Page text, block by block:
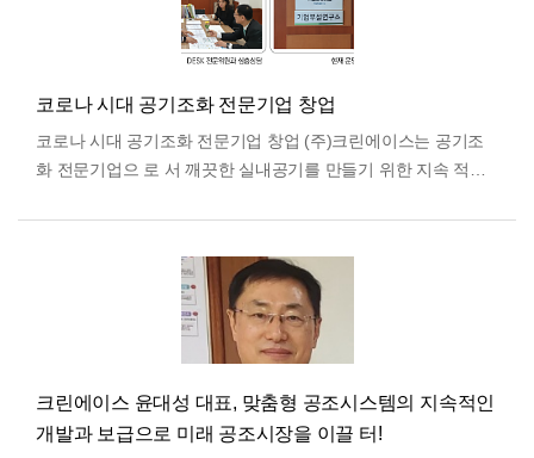
코로나 시대 공기조화 전문기업 창업
코로나 시대 공기조화 전문기업 창업 (주)크린에이스는 공기조
화 전문기업으 로 서 깨끗한 실내공기를 만들기 위한 지속 적인
크린에이스 윤대성 대표, 맞춤형 공조시스템의 지속적인
개발과 보급으로 미래 공조시장을 이끌 터!